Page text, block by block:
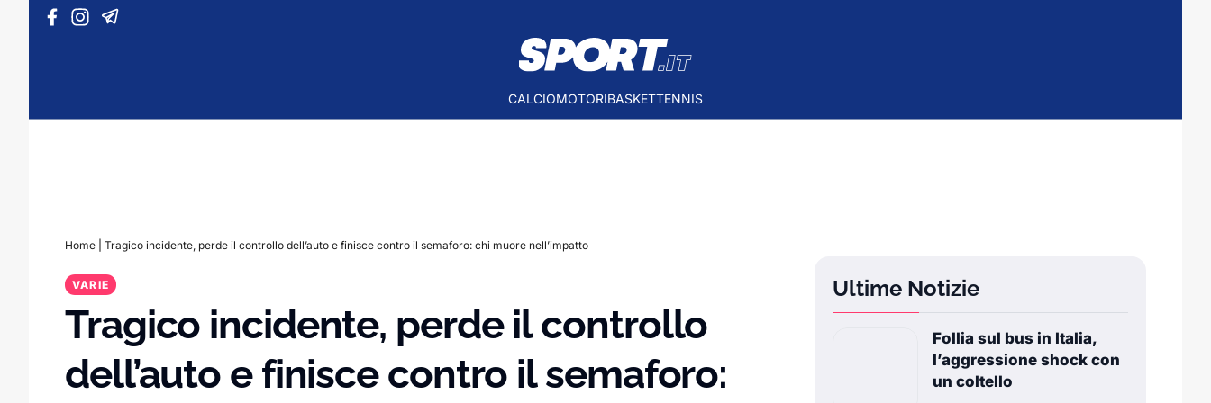
Vai al contenuto
CALCIOMOTORIBASKETTENNIS
Home Tragico incidente, perde il controllo dell’auto e finisce contro il semaforo: chi muore nell’impatto
VARIE
Tragico incidente, perde il controllo
dell’auto e finisce contro il semaforo:
Ultime Notizie
Follia sul bus in Italia,
l’aggressione shock con
un coltello